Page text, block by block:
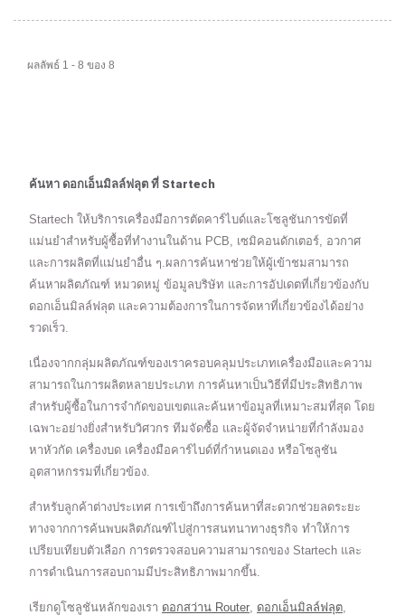
ผลลัพธ์ 1 - 8 ของ 8
ค้นหา ดอกเอ็นมิลล์ฟลุต ที่ Startech
Startech ให้บริการเครื่องมือการตัดคาร์ไบด์และโซลูชันการขัดที่
แม่นยำสำหรับผู้ซื้อที่ทำงานในด้าน PCB, เซมิคอนดักเตอร์, อวกาศ
และการผลิตที่แม่นยำอื่น ๆ.ผลการค้นหาช่วยให้ผู้เข้าชมสามารถ
ค้นหาผลิตภัณฑ์ หมวดหมู่ ข้อมูลบริษัท และการอัปเดตที่เกี่ยวข้องกับ
ดอกเอ็นมิลล์ฟลุต และความต้องการในการจัดหาที่เกี่ยวข้องได้อย่าง
รวดเร็ว.
เนื่องจากกลุ่มผลิตภัณฑ์ของเราครอบคลุมประเภทเครื่องมือและความ
สามารถในการผลิตหลายประเภท การค้นหาเป็นวิธีที่มีประสิทธิภาพ
สำหรับผู้ซื้อในการจำกัดขอบเขตและค้นหาข้อมูลที่เหมาะสมที่สุด โดย
เฉพาะอย่างยิ่งสำหรับวิศวกร ทีมจัดซื้อ และผู้จัดจำหน่ายที่กำลังมอง
หาหัวกัด เครื่องบด เครื่องมือคาร์ไบด์ที่กำหนดเอง หรือโซลูชัน
อุตสาหกรรมที่เกี่ยวข้อง.
สำหรับลูกค้าต่างประเทศ การเข้าถึงการค้นหาที่สะดวกช่วยลดระยะ
ทางจากการค้นพบผลิตภัณฑ์ไปสู่การสนทนาทางธุรกิจ ทำให้การ
เปรียบเทียบตัวเลือก การตรวจสอบความสามารถของ Startech และ
การดำเนินการสอบถามมีประสิทธิภาพมากขึ้น.
เรียกดูโซลูชันหลักของเรา ดอกสว่าน Router ดอกเอ็นมิลล์ฟลุต